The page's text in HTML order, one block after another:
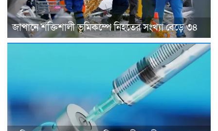
জাপানে শক্তিশালী ভূমিকম্পে নিহতের সংখ্যা বেড়ে ৩৪